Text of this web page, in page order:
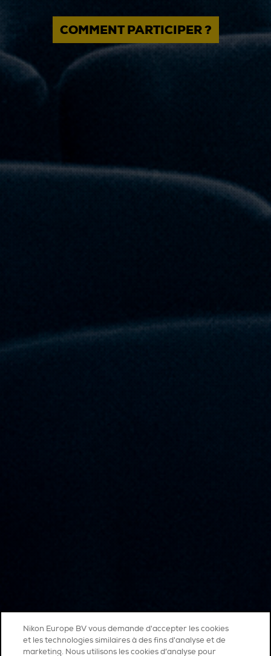
COMMENT PARTICIPER ?
Nikon Europe BV vous demande d'accepter les cookies
et les technologies similaires à des fins d'analyse et de
marketing. Nous utilisons les cookies d’analyse pour